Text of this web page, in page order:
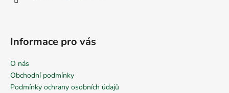
Informace pro vás
O nás
Obchodní podmínky
Podmínky ochrany osobních údajů